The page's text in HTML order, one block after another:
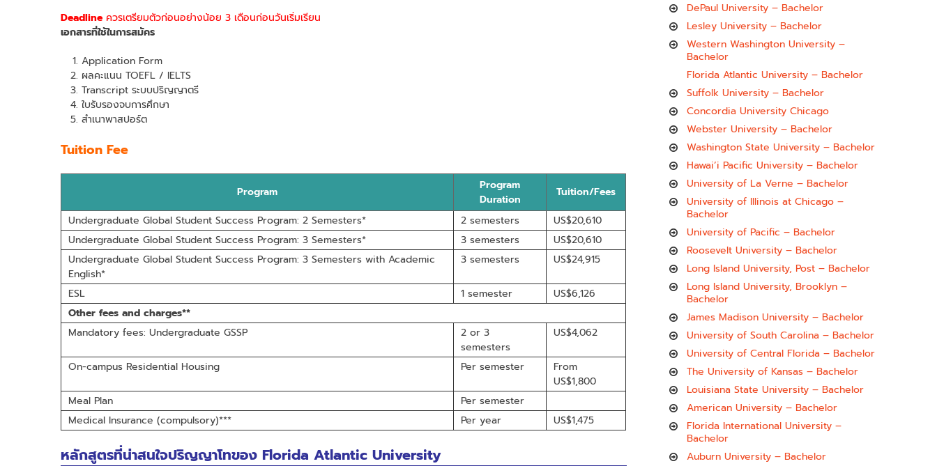
Deadline ควรเตรียมตัวก่อนอย่างน้อย 3 เดือนก่อนวันเริ่มเรียน
เอกสารที่ใช้ในการสมัคร
Application Form
ผลคะแนน TOEFL / IELTS
Transcript ระบบปริญญาตรี
ใบรับรองจบการศึกษา
สำเนาพาสปอร์ต
Tuition Fee
Program
Program
Duration
Tuition/Fees
Undergraduate Global Student Success Program: 2 Semesters*
2 semesters
US$20,610
Undergraduate Global Student Success Program: 3 Semesters*
3 semesters
US$20,610
Undergraduate Global Student Success Program: 3 Semesters with Academic
English*
3 semesters US$24,915
ESL 1 semester
US$6,126
Other fees and charges**
Mandatory fees: Undergraduate GSSP
2 or 3
semesters
US$4,062
On-campus Residential Housing Per semester
From
US$1,800
Meal Plan
Per semester
Medical Insurance (compulsory)***
Per year US$1,475
หลักสูตรที่น่าสนใจปริญญาโทของ Florida Atlantic University
DePaul University – Bachelor
Lesley University – Bachelor
Western Washington University –
Bachelor
Florida Atlantic University – Bachelor
Suffolk University – Bachelor
Concordia University Chicago
Webster University – Bachelor
Washington State University – Bachelor
Hawai’i Pacific University – Bachelor
University of La Verne – Bachelor
University of Illinois at Chicago –
Bachelor
University of Pacific – Bachelor
Roosevelt University – Bachelor
Long Island University, Post – Bachelor
Long Island University, Brooklyn –
Bachelor
James Madison University – Bachelor
University of South Carolina – Bachelor
University of Central Florida – Bachelor
The University of Kansas – Bachelor
Louisiana State University – Bachelor
American University – Bachelor
Florida International University –
Bachelor
Auburn University – Bachelor